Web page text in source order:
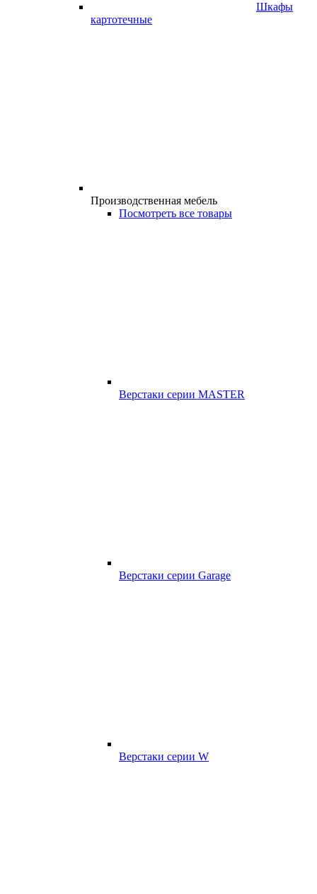
Шкафы
картотечные
Производственная мебель
Посмотреть все товары
Верстаки серии MASTER
Верстаки серии Garage
Верстаки серии W